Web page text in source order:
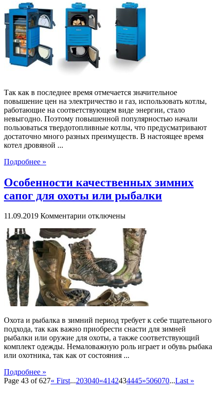
Setlans
–
различные
модели
твердотопливных
котлов
Так как в последнее время отмечается значительное
повышение цен на электричество и газ, использовать котлы,
работающие на соответствующем виде энергии, стало
невыгодно. Поэтому повышенной популярностью начали
пользоваться твердотопливные котлы, что предусматривают
достаточно много разных преимуществ. В настоящее время
котел дровяной ...
Подробнее »
Особенности качественных зимних
сапог для охоты или рыбалки
11.09.2019 Комментарии к
Особенности
качественных
зимних
сапог
для
охоты
или
рыбалки
отключены
Охота и рыбалка в зимний период требует к себе тщательного
подхода, так как важно приобрести снасти для зимней
рыбалки или оружие для охоты, а также соответствующий
комплект одежды. Немаловажную роль играет и обувь рыбака
или охотника, так как от состояния ...
Подробнее »
Page 43 of 627« First...203040«4142434445»506070...Last »